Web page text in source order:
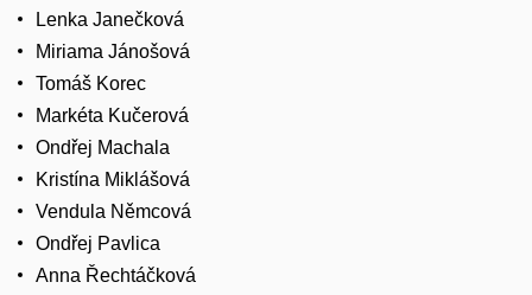
Lenka Janečková
Miriama Jánošová
Tomáš Korec
Markéta Kučerová
Ondřej Machala
Kristína Miklášová
Vendula Němcová
Ondřej Pavlica
Anna Řechtáčková